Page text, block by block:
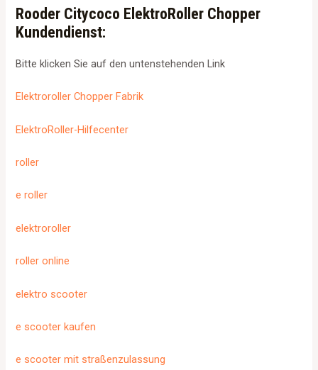
Rooder Citycoco ElektroRoller Chopper
Kundendienst:
Bitte klicken Sie auf den untenstehenden Link
Elektroroller Chopper Fabrik
ElektroRoller-Hilfecenter
roller
e roller
elektroroller
roller online
elektro scooter
e scooter kaufen
e scooter mit straßenzulassung